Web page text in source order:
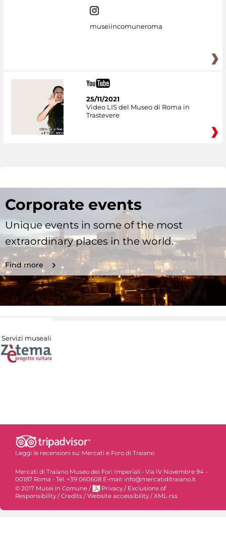
museiincomuneroma
25/11/2021
Video LIS del Museo di Roma in
Trastevere
Corporate events
Unique events in some of the most
extraordinary places in the world.
Find more
Servizi museali
Leggi le recensioni su: Mercati e Foro di Traiano
Mercati di Traiano Museo dei Fori Imperiali - Via IV Novembre 94 -
00187 Roma - Tel. +39 060608 E-mail: info@mercatiditraiano.it
© 2017 Musei in Comune / Privacy / Exclusions of
Responsibility / Credits / Website accessibility / XML-rss